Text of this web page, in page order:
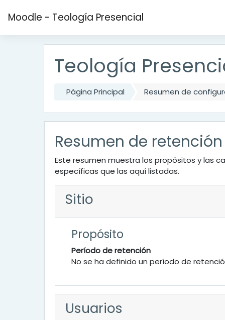
Moodle - Teología Presencial
Teología
Página Principal Resumen de
Resumen de
Este resumen muestra los propósitos y las
específicas que las aquí listadas.
Sitio
Propósito
Período de retención
No se ha definido un período de
Usuarios